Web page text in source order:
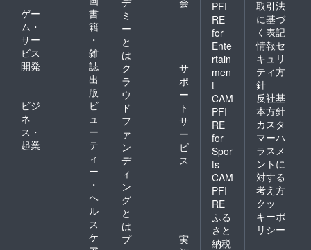
ゲー
ム・
サー
ビス
開発
書
籍
・
雑
誌
出
版
ビジ
ネ
ス・
起業
ビ
ュ
ー
テ
ィ
ー
・
ヘ
ル
ス
ケ
ミ
ー
と
は
ク
ラ
ウ
ド
フ
ァ
ン
デ
ィ
ン
グ
と
は
サ
ポ
ー
ト
サ
ー
ビ
ス
プ
実
PFI
RE
for
Ente
rtain
men
t
CAM
PFI
RE
for
Spor
ts
CAM
PFI
RE
ふる
さと
納税
取引法
に基づ
く表記
情報セ
キュリ
ティ方
針
反社基
本方針
カスタ
マーハ
ラスメ
ントに
対する
考え方
クッ
キーポ
リシー